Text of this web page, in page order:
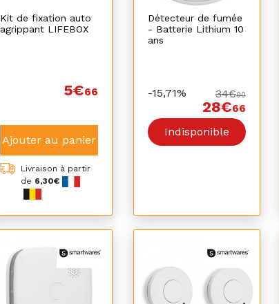
Kit de fixation auto
agrippant LIFEBOX
5€66
Ajouter au panier
Livraison à partir
de 6,30€
Détecteur de fumée
- Batterie Lithium 10
ans
-15,71% 34€00
28€66
Indisponible